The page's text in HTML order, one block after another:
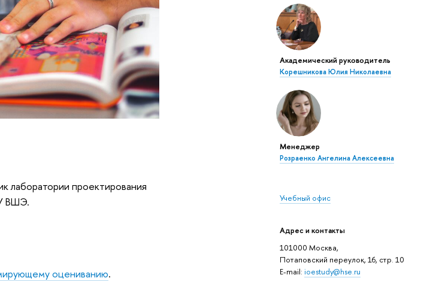
Академический руководитель
Корешникова Юлия Николаевна
Менеджер
Розраенко Ангелина Алексеевна
Учебный офис
Адрес и контакты
101000 Москва,
Потаповский переулок, 16, стр. 10
E-mail: ioestudy@hse.ru
лаборатории проектирования
ВШЭ.
оцениванию.